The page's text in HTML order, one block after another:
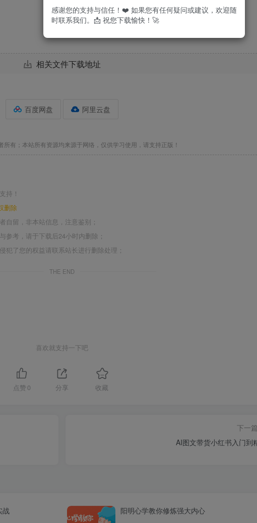
相关文件下载地址
百度网盘 阿里云盘
有；本站所有资源均来源于网络，仅供学习使用，请支持正版！
持！
删除
自留，非本站信息，注意鉴别；
参考，请于下载后24小时内删除；
犯了您的权益请联系站长进行删除处理；
THE END
喜欢就支持一下吧
点赞 0 分享 收藏
下一篇
AI图文带货小红书入门到
战 阳明心学教你修炼强大内心
感谢您的支持与信任！❤️ 如果您有任何疑问或建议，欢迎随
时联系我们。📩 祝您下载愉快！🚀